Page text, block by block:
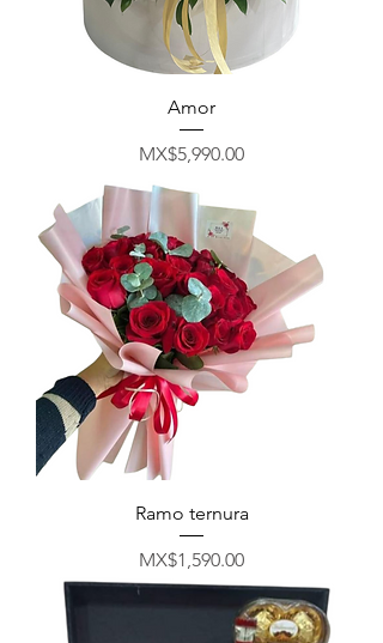
Amor
मूल्य
MX$5,990.00
Ramo ternura
मूल्य
MX$1,590.00